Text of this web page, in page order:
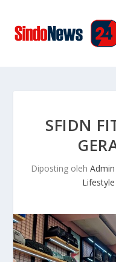
SFIDN
Diposting oleh Admin
Lifestyle